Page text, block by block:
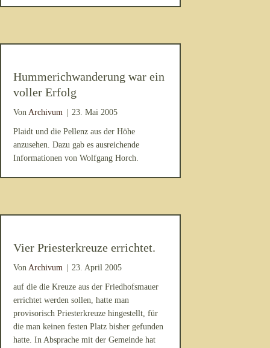
Hummerichwanderung war ein
voller Erfolg
Von Archivum 23. Mai 2005
Plaidt und die Pellenz aus der Höhe
anzusehen. Dazu gab es ausreichende
Informationen von Wolfgang Horch.
Vier Priesterkreuze errichtet.
Von Archivum 23. April 2005
auf die die Kreuze aus der Friedhofsmauer
errichtet werden sollen, hatte man
provisorisch Priesterkreuze hingestellt, für
die man keinen festen Platz bisher gefunden
hatte. In Absprache mit der Gemeinde hat